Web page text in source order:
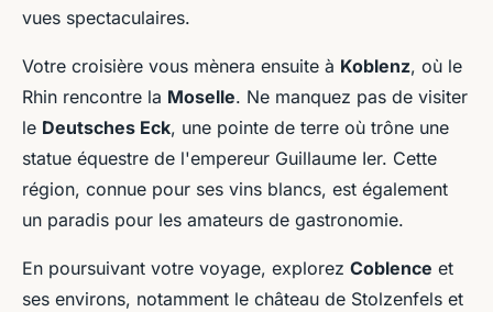
vues spectaculaires.
Votre croisière vous mènera ensuite à Koblenz, où le
Rhin rencontre la Moselle. Ne manquez pas de visiter
le Deutsches Eck, une pointe de terre où trône une
statue équestre de l'empereur Guillaume Ier. Cette
région, connue pour ses vins blancs, est également
un paradis pour les amateurs de gastronomie.
En poursuivant votre voyage, explorez Coblence et
ses environs, notamment le château de Stolzenfels et